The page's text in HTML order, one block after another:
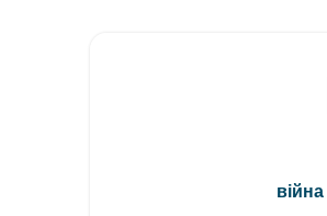
війна